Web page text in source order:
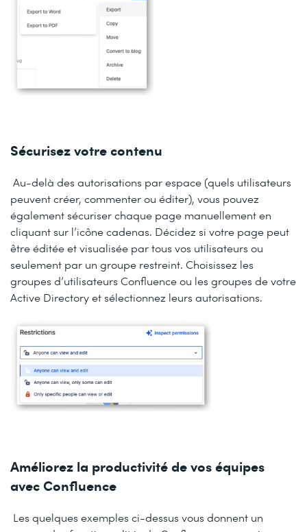
Sécurisez votre contenu
Au-delà des autorisations par espace (quels utilisateurs
peuvent créer, commenter ou éditer), vous pouvez
également sécuriser chaque page manuellement en
cliquant sur l’icône cadenas. Décidez si votre page peut
être éditée et visualisée par tous vos utilisateurs ou
seulement par un groupe restreint. Choisissez les
groupes d’utilisateurs Confluence ou les groupes de votre
Active Directory et sélectionnez leurs autorisations.
Améliorez la productivité de vos équipes
avec Confluence
Les quelques exemples ci-dessus vous donnent un